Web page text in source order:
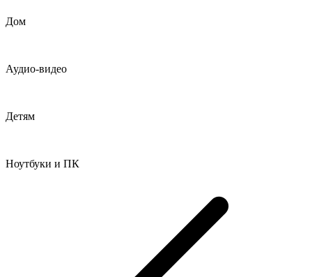
Дом
Аудио-видео
Детям
Ноутбуки и ПК